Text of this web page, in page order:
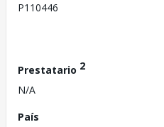
P110446
Prestatario 2
N/A
País